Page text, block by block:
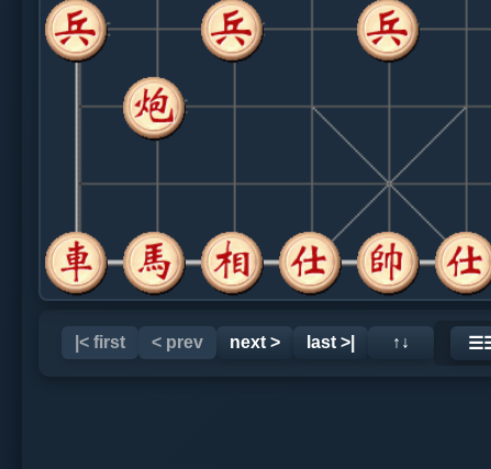
|< first < prev next > last >| ↑↓